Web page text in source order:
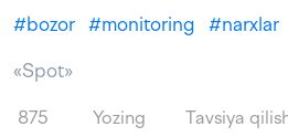
#bozor #monitoring #narxlar
«Spot»
875 Yozing Tavsiya